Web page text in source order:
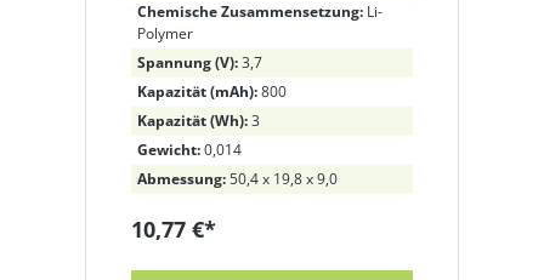
Chemische Zusammensetzung: Li-
Polymer
Spannung (V):3,7
Kapazität (mAh):800
Kapazität (Wh):3
Gewicht:0,014
Abmessung:50,4 x 19,8 x 9,0
10,77 €*